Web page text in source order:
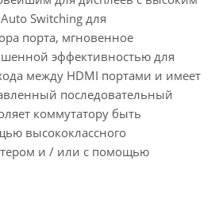
Switching для
порта, мгновенное
эффективностью для
между HDMI портами и имеет
последовательный
коммутатору быть
высококлассного
и / или с помощью